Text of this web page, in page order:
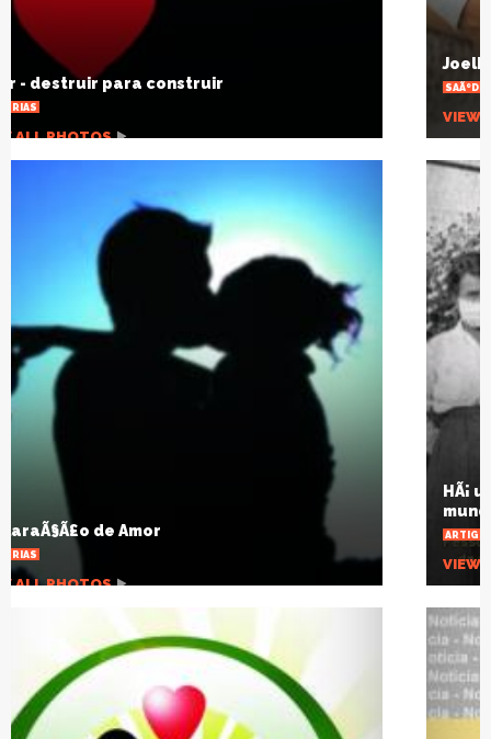
Joelho estalando, por que isso acontece?
SAÃºDE
HÃ¡ um sÃ©culo a gripe espanhola mudou o
ARTIGOS